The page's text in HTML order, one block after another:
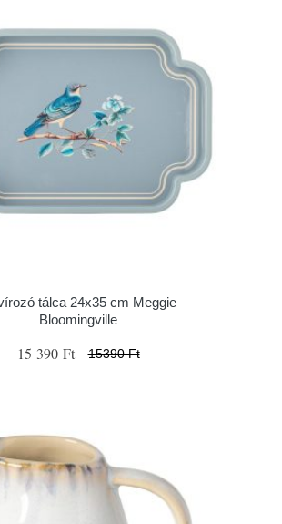
tálca 24x35 cm Meggie –
Bloomingville
15 390 Ft 15390 Ft